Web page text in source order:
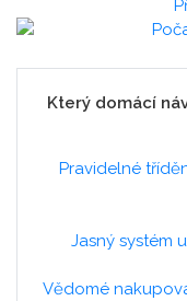
Který domácí
Pravidelné
Jasný systém
Vědomé